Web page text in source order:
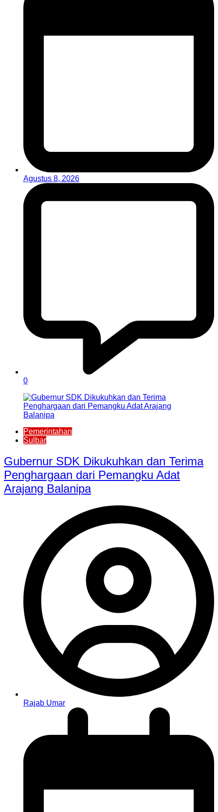
Agustus 8, 2026
0
Pemerintahan
Sulbar
Gubernur SDK Dikukuhkan dan Terima
Penghargaan dari Pemangku Adat
Arajang Balanipa
Rajab Umar